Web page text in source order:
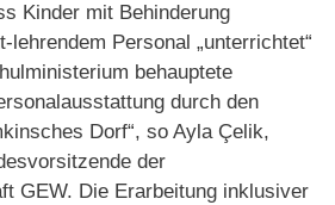
Kinder mit Behinderung
lehrendem Personal „unterrichtet“
behauptete
durch den
Dorf“, so Ayla Çelik,
der
GEW. Die Erarbeitung inklusiver